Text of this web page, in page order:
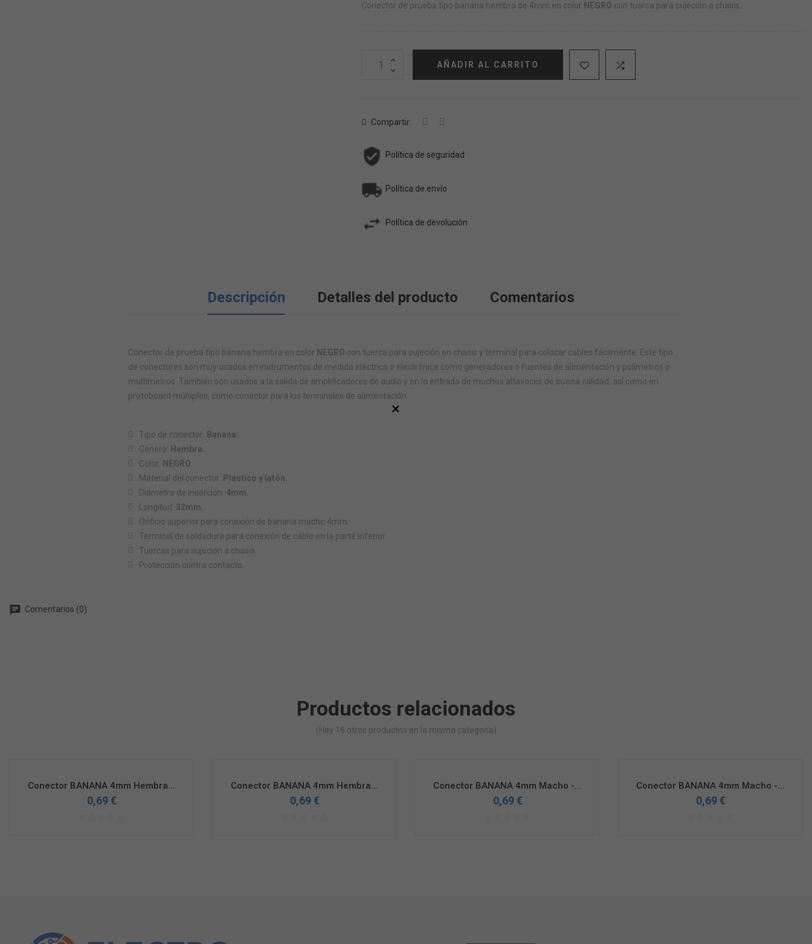
Conector de prueba tipo banana hembra de 4mm en color NEGRO con tuerca para sujeción a chasis.
AÑADIR AL CARRITO
Compartir:
Política de seguridad
Política de envío
Política de devolución
Descripción Detalles del producto Comentarios
Conector de prueba tipo banana hembra en color NEGRO con tuerca para sujeción en chasis y terminal para colocar cables fácilmente. Este tipo
de conectores son muy usados en instrumentos de medida eléctrica o electrónica como generadores o fuentes de alimentación y polímetros o
multímetros. También son usados a la salida de amplificadores de audio y en la entrada de muchos altavoces de buena calidad, así como en
protoboard múltiples, como conector para los terminales de alimentación.
Tipo de conector: Banana.
Género: Hembra.
Color: NEGRO.
Material del conector: Plástico y latón.
Diámetro de inserción: 4mm.
Longitud: 32mm.
Orificio superior para conexión de banana macho 4mm.
Terminal de soldadura para conexión de cable en la parte inferior.
Tuercas para sujeción a chasis.
Protección contra contacto.
chat Comentarios (0)
Productos relacionados
(Hay 16 otros productos en la misma categoría)
Conector BANANA 4mm Hembra...
0,69 €
Conector BANANA 4mm Hembra...
0,69 €
Conector BANANA 4mm Macho -...
0,69 €
Conector BANANA 4mm Macho -...
0,69 €
×